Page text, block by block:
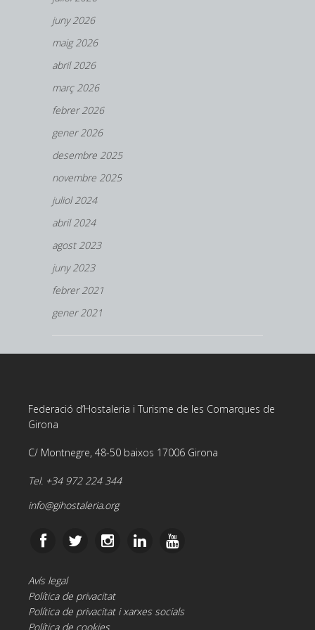
juny 2026
maig 2026
abril 2026
març 2026
febrer 2026
gener 2026
desembre 2025
novembre 2025
juliol 2024
abril 2024
agost 2023
juny 2023
febrer 2021
gener 2021
Federació d’Hostaleria i Turisme de les Comarques de
Girona
C/ Montnegre, 48-50 baixos 17006 Girona
Tel. +34 972 224 344
info@gihostaleria.org
Avís legal
Política de privacitat
Política de privacitat i xarxes socials
Política de cookies